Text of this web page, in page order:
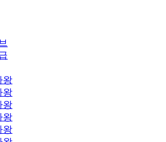
왕
왕
왕
왕
왕